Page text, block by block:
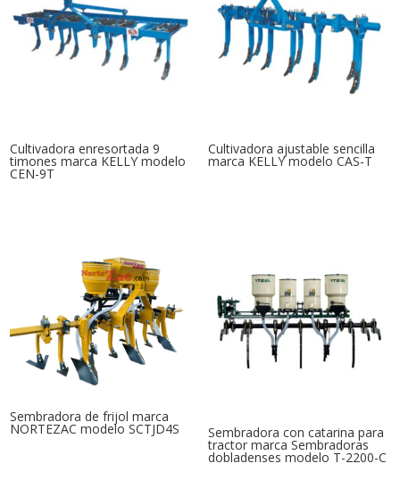
Cultivadora enresortada 9
timones marca KELLY modelo
CEN-9T
Cultivadora ajustable sencilla
marca KELLY modelo CAS-T
Sembradora de frijol marca
NORTEZAC modelo SCTJD4S Sembradora con catarina para
tractor marca Sembradoras
dobladenses modelo T-2200-C